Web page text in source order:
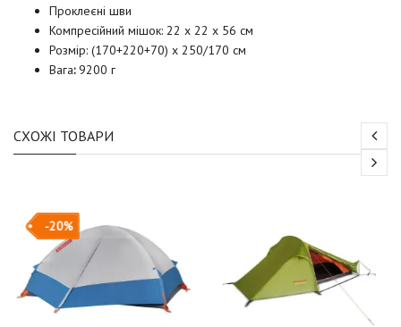
Проклеєні шви
Компресійний мішок: 22 x 22 х 56 см
Розмір: (170+220+70) x 250/170 см
Вага:9200 г
СХОЖІ ТОВАРИ
-20%